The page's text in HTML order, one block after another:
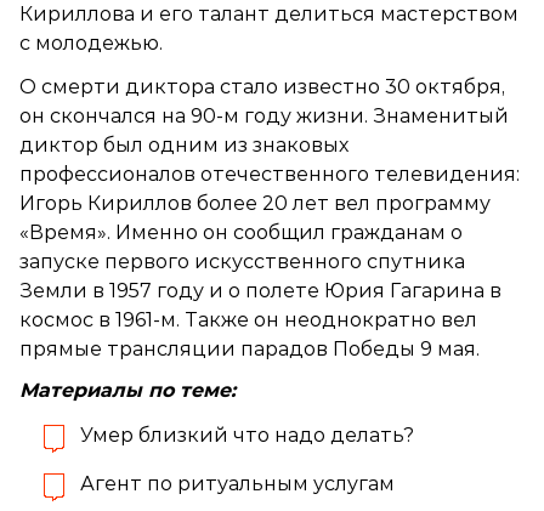
Кириллова и его талант делиться мастерством
с молодежью.
О смерти диктора стало известно 30 октября,
он скончался на 90-м году жизни. Знаменитый
диктор был одним из знаковых
профессионалов отечественного телевидения:
Игорь Кириллов более 20 лет вел программу
«Время». Именно он сообщил гражданам о
запуске первого искусственного спутника
Земли в 1957 году и о полете Юрия Гагарина в
космос в 1961-м. Также он неоднократно вел
прямые трансляции парадов Победы 9 мая.
Материалы по теме:
Умер близкий что надо делать?
Агент по ритуальным услугам